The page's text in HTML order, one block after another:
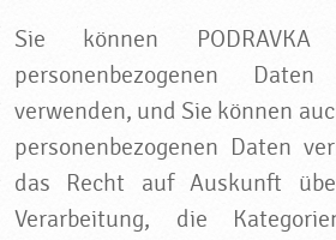
Sie können
personenbezogenen
verwenden, und Sie können
personenbezogenen Daten
das Recht auf Auskunft
Verarbeitung, die